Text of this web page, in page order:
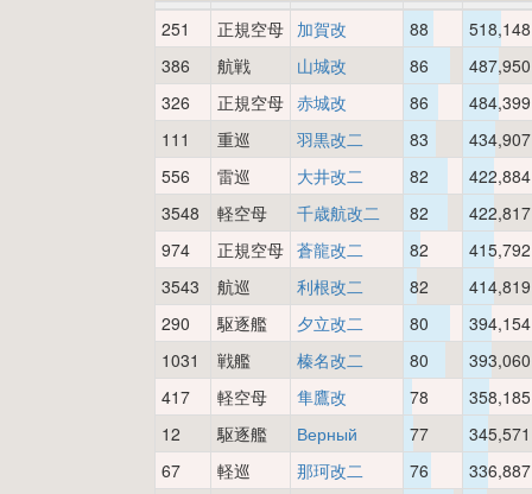
251 正規空母 加賀改 88
518,148
386
航戦 山城改 86
487,950
326
正規空母 赤城改 86
484,399
111
重巡 羽黒改二 83
434,907
556
雷巡 大井改二 82
422,884
3548
軽空母 千歳航改二 82
422,817
974
正規空母 蒼龍改二 82
415,792
3543
航巡 利根改二 82
414,819
290
駆逐艦 夕立改二 80
394,154
1031
戦艦 榛名改二 80
393,060
417
軽空母 隼鷹改 78
358,185
12
駆逐艦 Верный 77
345,571
67
軽巡 那珂改二 76
336,887